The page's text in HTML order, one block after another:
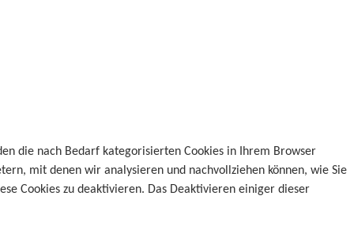
die nach Bedarf kategorisierten Cookies in Ihrem Browser
mit denen wir analysieren und nachvollziehen können, wie Sie
Cookies zu deaktivieren. Das Deaktivieren einiger dieser